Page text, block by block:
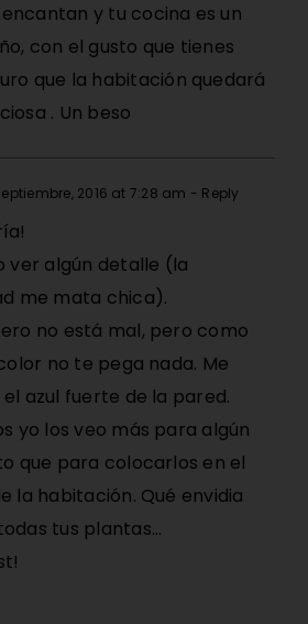
y tu cocina es un
con el gusto que tienes
que la habitación quedará
. Un beso
2016 at 7:28 am - Reply
ver algún detalle (la
me mata chica).
no está mal, pero como
no te pega nada. Me
azul fuerte de la pared.
yo los veo más para algún
que para colocarlos en el
la habitación. Qué envidia
tus plantas…